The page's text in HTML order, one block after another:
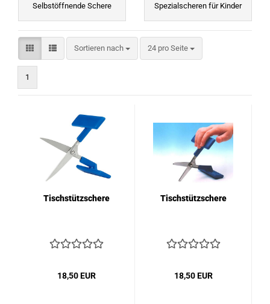
Selbstöffnende Schere Spezialscheren für Kinder
Sortieren nach
Sortieren nach 24 pro Seite
pro Seite
1
Tischstützschere
18,50 EUR
Tischstützschere
18,50 EUR